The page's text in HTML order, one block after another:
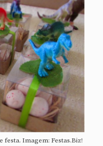
Imagem: Festas.Biz!